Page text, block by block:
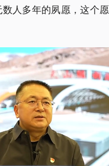
人多年的夙愿，这个